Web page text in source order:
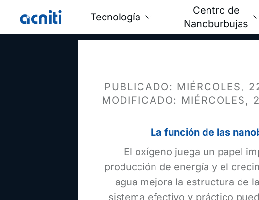
Tecnología
Centro de
Nanoburbujas
PUBLICADO: MIÉRCOLES,
MODIFICADO: MIÉRCOLES,
La función de las
El oxígeno juega un papel
producción de energía y el
agua mejora la estructura de
sistema efectivo y práctico